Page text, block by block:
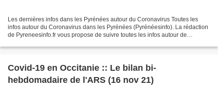
Les dernières infos dans les Pyrénées autour du Coronavirus Toutes les
infos autour du Coronavirus dans les Pyrénées (Pyrénéesinfo). La rédaction
de Pyreneesinfo.fr vous propose de suivre toutes les infos autour de
Covid-19 en Occitanie :: Le bilan bi-
hebdomadaire de l'ARS (16 nov 21)